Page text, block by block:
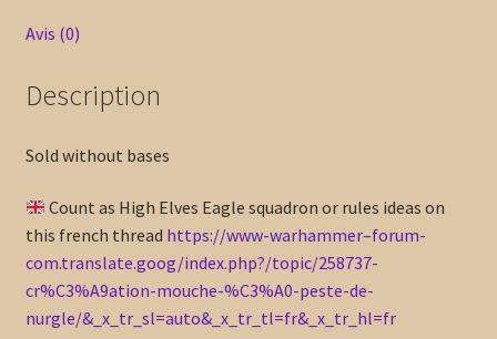
Avis (0)
Description
Sold without bases
Count as High Elves Eagle squadron or rules ideas on
this french thread https://www-warhammer–forum-
com.translate.goog/index.php?/topic/258737-
cr%C3%A9ation-mouche-%C3%A0-peste-de-
nurgle/&_x_tr_sl=auto&_x_tr_tl=fr&_x_tr_hl=fr